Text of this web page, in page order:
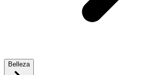
Belleza